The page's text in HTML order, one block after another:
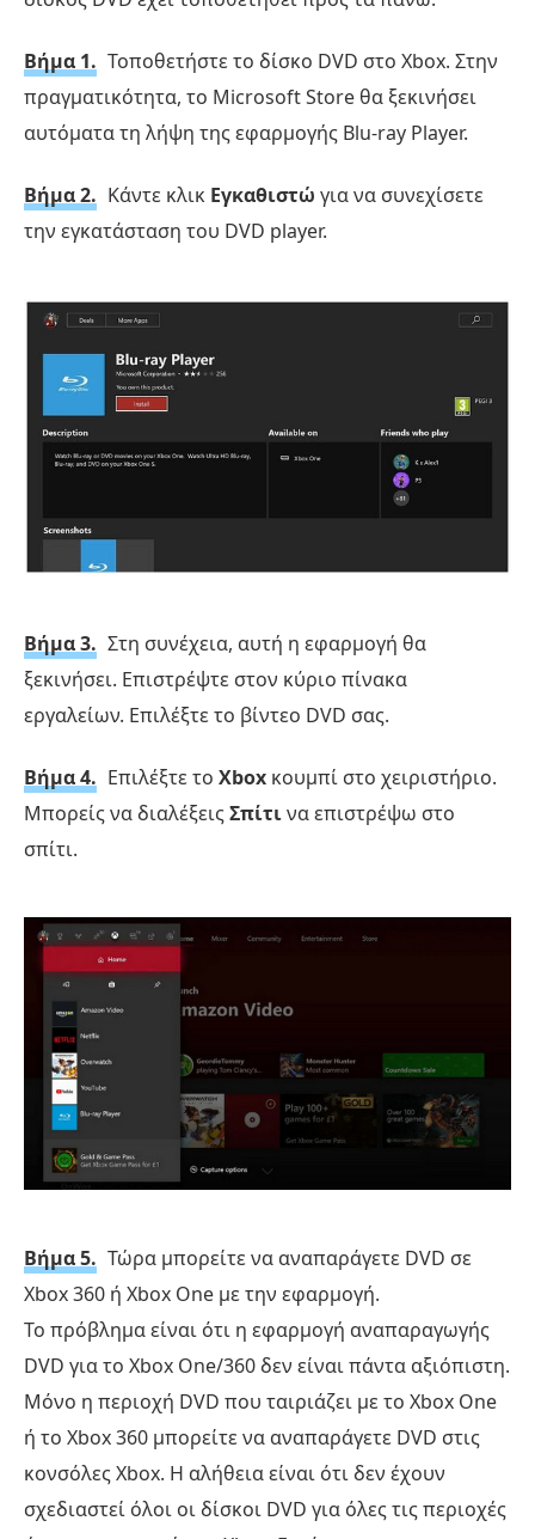
Βήμα 1. Τοποθετήστε το δίσκο DVD στο Xbox. Στην
πραγματικότητα, το Microsoft Store θα ξεκινήσει
αυτόματα τη λήψη της εφαρμογής Blu-ray Player.
Βήμα 2. Κάντε κλικ Εγκαθιστώ για να συνεχίσετε
την εγκατάσταση του DVD player.
Βήμα 3. Στη συνέχεια, αυτή η εφαρμογή θα
ξεκινήσει. Επιστρέψτε στον κύριο πίνακα
εργαλείων. Επιλέξτε το βίντεο DVD σας.
Βήμα 4. Επιλέξτε το Xbox κουμπί στο χειριστήριο.
Μπορείς να διαλέξειςΣπίτινα επιστρέψω στο
σπίτι.
Βήμα 5. Τώρα μπορείτε να αναπαράγετε DVD σε
Xbox 360 ή Xbox One με την εφαρμογή.
Το πρόβλημα είναι ότι η εφαρμογή αναπαραγωγής
DVD για το Xbox One/360 δεν είναι πάντα αξιόπιστη.
Μόνο η περιοχή DVD που ταιριάζει με το Xbox One
ή το Xbox 360 μπορείτε να αναπαράγετε DVD στις
κονσόλες Xbox. Η αλήθεια είναι ότι δεν έχουν
σχεδιαστεί όλοι οι δίσκοι DVD για όλες τις περιοχές